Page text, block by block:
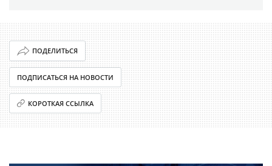
ПОДЕЛИТЬСЯ
ПОДПИСАТЬСЯ НА НОВОСТИ
КОРОТКАЯ ССЫЛКА